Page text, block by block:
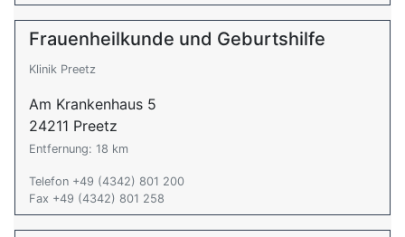
Frauenheilkunde und Geburtshilfe
Klinik Preetz
Am Krankenhaus 5
24211 Preetz
Entfernung: 18 km
Telefon +49 (4342) 801 200
Fax +49 (4342) 801 258